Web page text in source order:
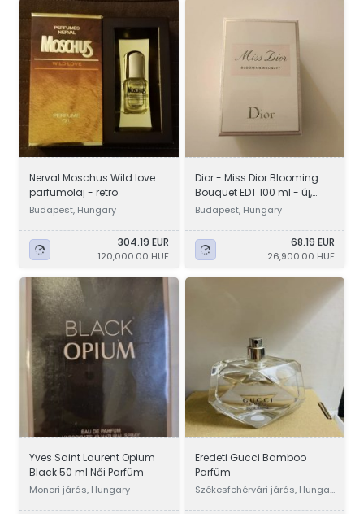
Nerval Moschus Wild love
parfümolaj - retro
Budapest, Hungary
304.19 EUR
120,000.00 HUF
Dior - Miss Dior Blooming
Bouquet EDT 100 ml - új,
bontatlan, eredeti
Budapest, Hungary
68.19 EUR
26,900.00 HUF
Yves Saint Laurent Opium
Black 50 ml Női Parfüm
Monori járás, Hungary
Eredeti Gucci Bamboo
Parfüm
Székesfehérvári járás, Hungar